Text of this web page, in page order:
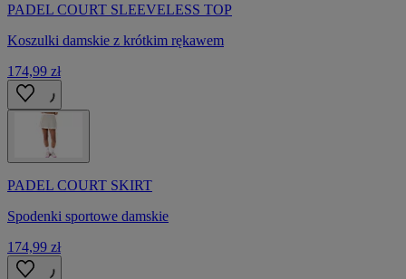
PADEL COURT SLEEVELESS TOP
Koszulki damskie z krótkim rękawem
174,99 zł
PADEL COURT SKIRT
Spodenki sportowe damskie
174,99 zł